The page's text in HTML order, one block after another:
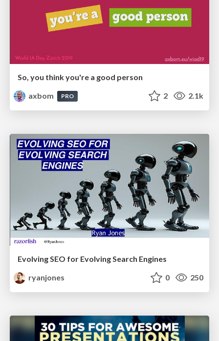
So, you think you're a good person
axbom
PRO 2 2.1k
Evolving SEO for Evolving Search Engines
ryanjones
0 250